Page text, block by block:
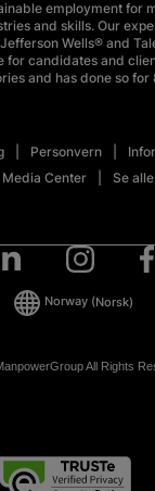
employment for
and skills. Our
Wells® and
for candidates and
and has done so for
Personvern
Media Center Se
All Rights
Norway (Norsk)